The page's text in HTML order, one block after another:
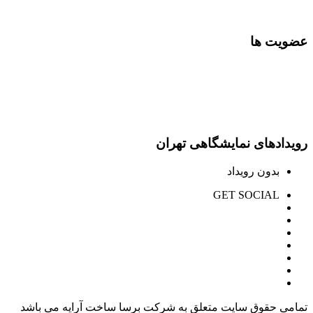
عضویت ها
رویدادهای نمایشگاهی تهران
بدون رویداد
GET SOCIAL
تمامی حقوق سایت متعلق به شرکت برسا ساخت آرایه می باشد